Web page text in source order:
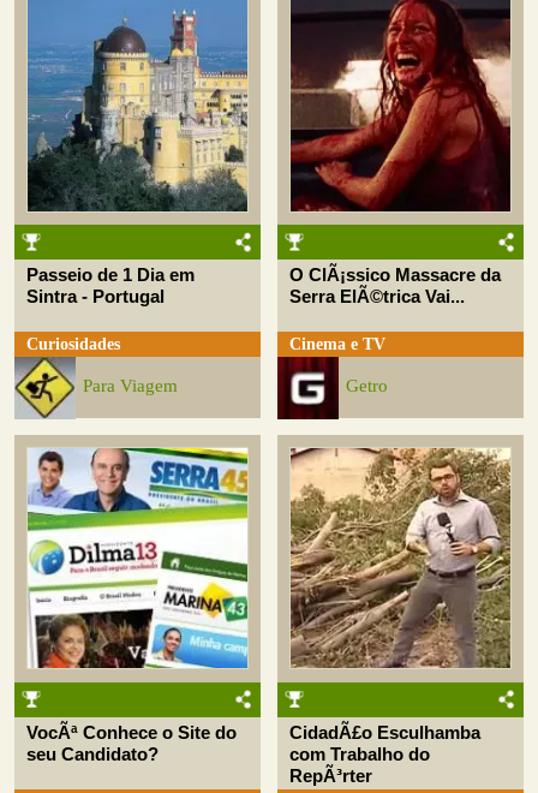
Passeio de 1 Dia em
Sintra - Portugal
Curiosidades
Para Viagem
O ClÃ¡ssico Massacre da
Serra ElÃ©trica Vai...
Cinema e TV
Getro
VocÃª Conhece o Site do
seu Candidato?
CidadÃ£o Esculhamba
com Trabalho do
RepÃ³rter